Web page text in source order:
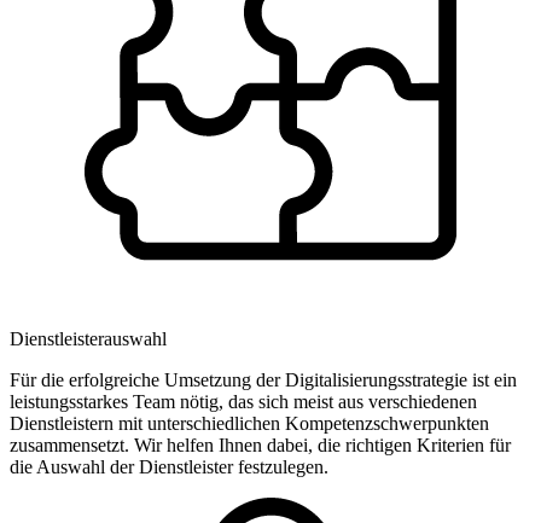
Dienstleisterauswahl
Für die erfolgreiche Umsetzung der Digitalisierungsstrategie ist ein
leistungsstarkes Team nötig, das sich meist aus verschiedenen
Dienstleistern mit unterschiedlichen Kompetenzschwerpunkten
zusammensetzt. Wir helfen Ihnen dabei, die richtigen Kriterien für
die Auswahl der Dienstleister festzulegen.